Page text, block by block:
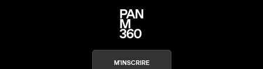
M'INSCRIRE